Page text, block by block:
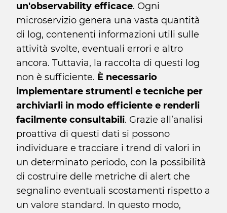
un'observability efficace. Ogni
microservizio genera una vasta quantità
di log, contenenti informazioni utili sulle
attività svolte, eventuali errori e altro
ancora. Tuttavia, la raccolta di questi log
non è sufficiente. È necessario
implementare strumenti e tecniche per
archiviarli in modo efficiente e renderli
facilmente consultabili. Grazie all’analisi
proattiva di questi dati si possono
individuare e tracciare i trend di valori in
un determinato periodo, con la possibilità
di costruire delle metriche di alert che
segnalino eventuali scostamenti rispetto a
un valore standard. In questo modo,